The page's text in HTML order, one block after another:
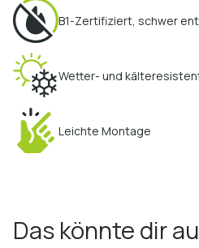
B1-Zertifiziert, schwer
Wetter- und
Leichte Montage
Das könnte dir